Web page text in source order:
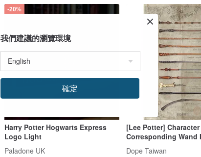
-20%
Harry Potter Hogwarts Express
Logo Light
Paladone UK
[Lee Potter] Character
Corresponding Wand
Dope Taiwan
我們建議的瀏覽環境
確定